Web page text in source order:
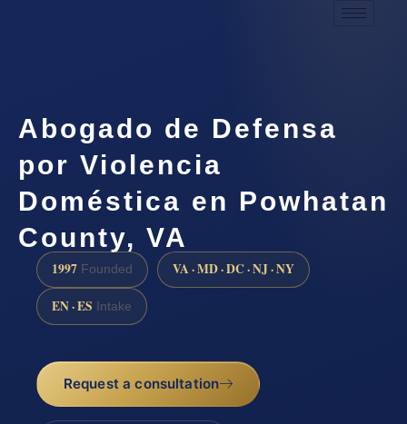
Abogado de Defensa
por Violencia
Doméstica en Powhatan
County, VA
1997 Founded VA · MD · DC · NJ · NY
EN · ES Intake
Request a consultation